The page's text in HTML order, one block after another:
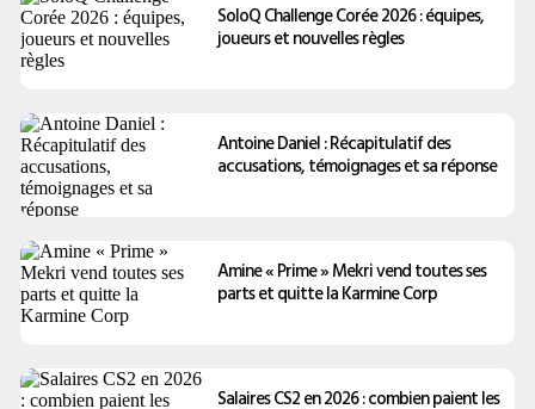
SoloQ Challenge Corée 2026 : équipes,
joueurs et nouvelles règles
Antoine Daniel : Récapitulatif des
accusations, témoignages et sa réponse
Amine « Prime » Mekri vend toutes ses
parts et quitte la Karmine Corp
Salaires CS2 en 2026 : combien paient les